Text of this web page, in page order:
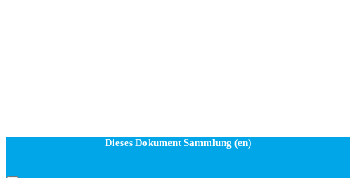
Dieses Dokument Sammlung (en)